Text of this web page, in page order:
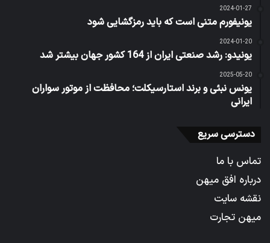
2024-01-27
یونیفورم متنی است که باید رمزگشایی شود
2024-01-20
یونیدو: رشد صنعتی ایران از 164 کشور جهان بیشتر شد
2025-05-20
یونس نبئی و برند استارسیکلت؛ محافظت از موتور سواران
ایرانی
دسترسی سریع
تماس با ما
درباره افق میهن
نقشه سایت
میهن تجارت